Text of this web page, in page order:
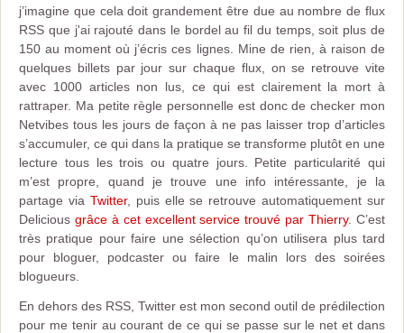
j’imagine que cela doit grandement être due au nombre de flux
RSS que j'ai rajouté dans le bordel au fil du temps, soit plus de
150 au moment où j’écris ces lignes. Mine de rien, à raison de
quelques billets par jour sur chaque flux, on se retrouve vite
avec 1000 articles non lus, ce qui est clairement la mort à
rattraper. Ma petite règle personnelle est donc de checker mon
Netvibes tous les jours de façon à ne pas laisser trop d’articles
s’accumuler, ce qui dans la pratique se transforme plutôt en une
lecture tous les trois ou quatre jours. Petite particularité qui
m’est propre, quand je trouve une info intéressante, je la
partage via Twitter, puis elle se retrouve automatiquement sur
Delicious grâce à cet excellent service trouvé par Thierry. C’est
très pratique pour faire une sélection qu’on utilisera plus tard
pour bloguer, podcaster ou faire le malin lors des soirées
blogueurs.
En dehors des RSS, Twitter est mon second outil de prédilection
pour me tenir au courant de ce qui se passe sur le net et dans